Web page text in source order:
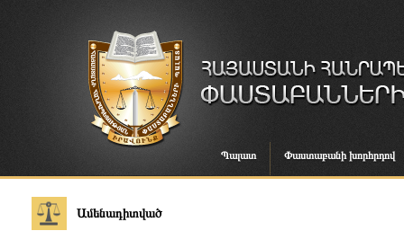
Պալատ Փաստաբանի խորհրդով
Ամենադիտված